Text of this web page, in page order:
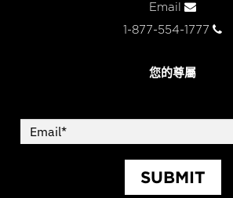
Email
1-877-554-1777
您的尊屬
SUBMIT